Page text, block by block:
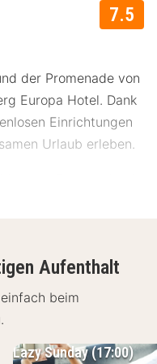
7.5
der Promenade von
Europa Hotel. Dank
Einrichtungen
Urlaub erleben.
Europa Hotel
können Sie ein
Ort Scheveningen
SALT
Aufenthalt
beim
Lazy Sunday (17:00)